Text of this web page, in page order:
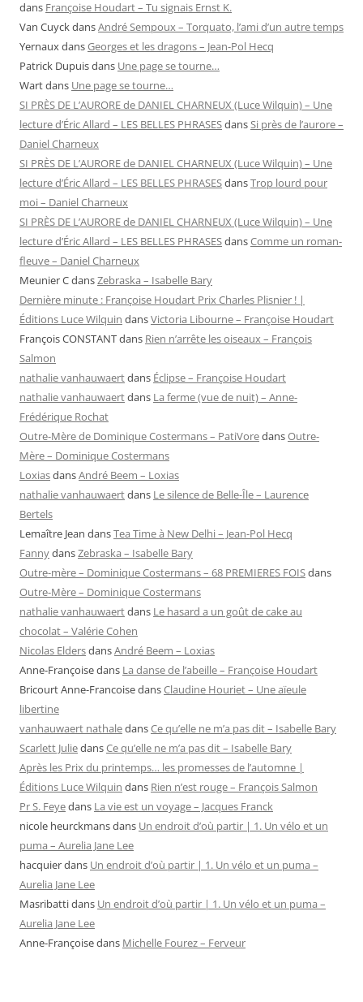
dans Françoise Houdart – Tu signais Ernst K.
Van CuyckdansAndré Sempoux – Torquato, l’ami d’un autre temps
YernauxdansGeorges et les dragons – Jean-Pol Hecq
Patrick Dupuisdans Une page se tourne…
Wartdans Une page se tourne…
SI PRÈS DE L’AURORE de DANIEL CHARNEUX (Luce Wilquin) – Une
lecture d’Éric Allard – LES BELLES PHRASESdansSi près de l’aurore –
Daniel Charneux
SI PRÈS DE L’AURORE de DANIEL CHARNEUX (Luce Wilquin) – Une
lecture d’Éric Allard – LES BELLES PHRASESdansTrop lourd pour
moi – Daniel Charneux
SI PRÈS DE L’AURORE de DANIEL CHARNEUX (Luce Wilquin) – Une
lecture d’Éric Allard – LES BELLES PHRASESdansComme un roman-
fleuve – Daniel Charneux
Meunier CdansZebraska – Isabelle Bary
Dernière minute : Françoise Houdart Prix Charles Plisnier ! |
Éditions Luce Wilquin dansVictoria Libourne – Françoise Houdart
François CONSTANTdans Rien n’arrête les oiseaux – François
Salmon
nathalie vanhauwaertdans Éclipse – Françoise Houdart
nathalie vanhauwaertdans La ferme (vue de nuit) – Anne-
Frédérique Rochat
Outre-Mère de Dominique Costermans – PatiVoredansOutre-
Mère – Dominique Costermans
LoxiasdansAndré Beem – Loxias
nathalie vanhauwaertdans Le silence de Belle-Île – Laurence
Bertels
Lemaître Jean dansTea Time à New Delhi – Jean-Pol Hecq
FannydansZebraska – Isabelle Bary
Outre-mère – Dominique Costermans – 68 PREMIERES FOISdans
Outre-Mère – Dominique Costermans
nathalie vanhauwaertdans Le hasard a un goût de cake au
chocolat – Valérie Cohen
Nicolas EldersdansAndré Beem – Loxias
Anne-Françoisedans La danse de l’abeille – Françoise Houdart
Bricourt Anne-FrancoisedansClaudine Houriet – Une aïeule
libertine
vanhauwaert nathaledansCe qu’elle ne m’a pas dit – Isabelle Bary
Scarlett JuliedansCe qu’elle ne m’a pas dit – Isabelle Bary
Après les Prix du printemps… les promesses de l’automne |
Éditions Luce Wilquin dans Rien n’est rouge – François Salmon
Pr S. Feyedans La vie est un voyage – Jacques Franck
nicole heurckmansdans Un endroit d’où partir | 1. Un vélo et un
puma – Aurelia Jane Lee
hacquierdans Un endroit d’où partir | 1. Un vélo et un puma –
Aurelia Jane Lee
Masribattidans Un endroit d’où partir | 1. Un vélo et un puma –
Aurelia Jane Lee
Anne-Françoisedans Michelle Fourez – Ferveur